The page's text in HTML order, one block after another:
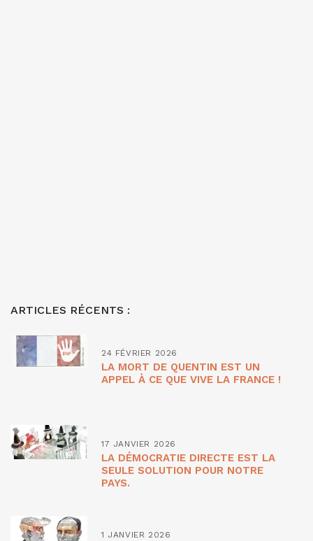
ARTICLES RÉCENTS :
24 FÉVRIER 2026
LA MORT DE QUENTIN EST UN
APPEL À CE QUE VIVE LA FRANCE !
17 JANVIER 2026
LA DÉMOCRATIE DIRECTE EST LA
SEULE SOLUTION POUR NOTRE
PAYS.
1 JANVIER 2026